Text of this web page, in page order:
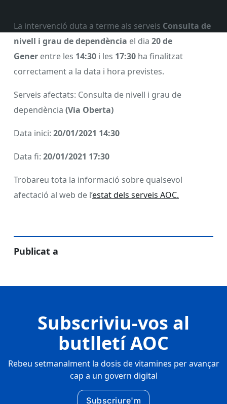
La intervenció duta a terme als serveis Consulta de
nivell i grau de dependència el dia 20 de
Gener entre les 14:30 i les 17:30 ha finalitzat
correctament a la data i hora previstes.
Serveis afectats: Consulta de nivell i grau de
dependència (Via Oberta)
Data inici: 20/01/2021 14:30
Data fi: 20/01/2021 17:30
Trobareu tota la informació sobre qualsevol
afectació al web de l’estat dels serveis AOC.
Publicat a
Subscriviu-vos al
butlletí AOC
Rebeu setmanalment la dosis de vitamines per avançar
cap a un govern digital
Subscriure'm